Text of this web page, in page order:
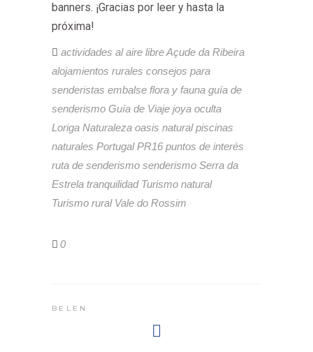
banners. ¡Gracias por leer y hasta la
próxima!
actividades al aire libreAçude da Ribeira
alojamientos rurales consejos para
senderistas embalse flora y fauna guía de
senderismo Guía de Viaje joya oculta
Loriga Naturaleza oasis natural piscinas
naturales Portugal PR16 puntos de interés
ruta de senderismo senderismo Serra da
Estrela tranquilidad Turismo natural
Turismo rural Vale do Rossim
0
BELEN